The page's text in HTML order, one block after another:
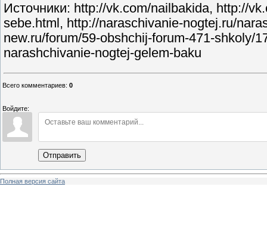
Источники: http://vk.com/nailbakida, http://
sebe.html, http://naraschivanie-nogtej.ru/
new.ru/forum/59-obshchij-forum-471-shkoly/
narashchivanie-nogtej-gelem-baku
Всего комментариев: 0
Войдите:
Отправить
Полная версия сайта